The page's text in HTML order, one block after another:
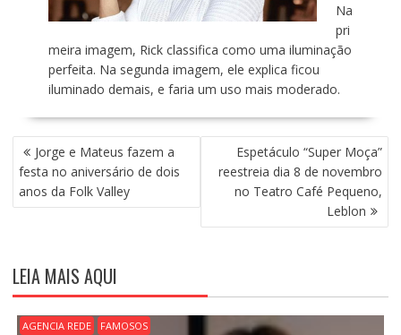
Na
pri
meira imagem, Rick classifica como uma iluminação
perfeita. Na segunda imagem, ele explica ficou
iluminado demais, e faria um uso mais moderado.
N
A
V
E
Ç
Ã
O
D
Jorge e Mateus fazem a
festa no aniversário de dois
anos da Folk Valley
Espetáculo “Super Moça”
reestreia dia 8 de novembro
no Teatro Café Pequeno,
Leblon
LEIA MAIS AQUI
AGENCIA REDE FAMOSOS